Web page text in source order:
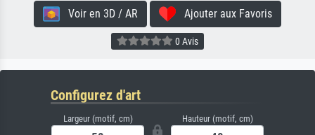
Voir en 3D / AR Ajouter aux Favoris
0 Avis
Configurez d'art
Largeur (motif, cm) Hauteur (motif, cm)